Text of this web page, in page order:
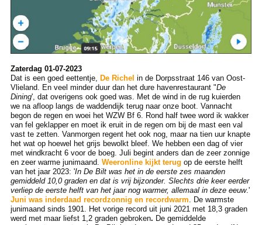
Zaterdag 01-07-2023
Dat is een goed eettentje, De Richel in de Dorpsstraat 146 van Oost-
Vlieland. En veel minder duur dan het dure havenrestaurant "De
Dining', dat overigens ook goed was. Met de wind in de rug kuierden
we na afloop langs de waddendijk terug naar onze boot. Vannacht
begon de regen en woei het WZW Bf 6. Rond half twee word ik wakker
van fel geklapper en moet ik eruit in de regen om bij de mast een val
vast te zetten. Vanmorgen regent het ook nog, maar na tien uur knapte
het wat op hoewel het grijs bewolkt bleef. We hebben een dag of vier
met windkracht 6 voor de boeg. Juli begint anders dan de zeer zonnige
en zeer warme junimaand. Weeronline kijkt terug op de eerste helft
van het jaar 2023: 'In De Bilt was het in de eerste zes maanden
gemiddeld 10,0 graden en dat is vrij bijzonder. Slechts drie keer eerder
verliep de eerste helft van het jaar nog warmer, allemaal in deze eeuw.'
Juni was inderdaad recordzonnig en recordwarm. De warmste
junimaand sinds 1901. Het vorige record uit juni 2021 met 18,3 graden
werd met maar liefst 1,2 graden gebroken. De gemiddelde